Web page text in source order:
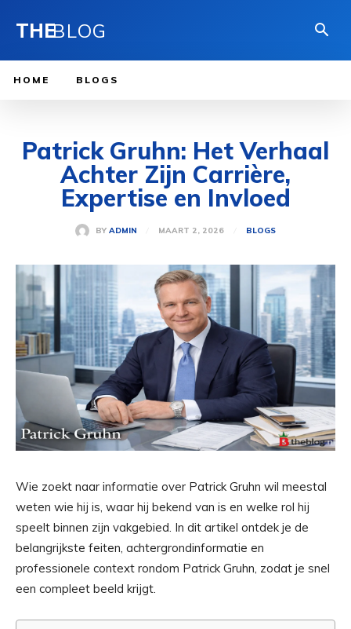
THEBLOG
HOME BLOGS
Patrick Gruhn: Het Verhaal
Achter Zijn Carrière,
Expertise en Invloed
BY ADMIN MAART 2, 2026 BLOGS
Wie zoekt naar informatie over Patrick Gruhn wil meestal
weten wie hij is, waar hij bekend van is en welke rol hij
speelt binnen zijn vakgebied. In dit artikel ontdek je de
belangrijkste feiten, achtergrondinformatie en
professionele context rondom Patrick Gruhn, zodat je snel
een compleet beeld krijgt.